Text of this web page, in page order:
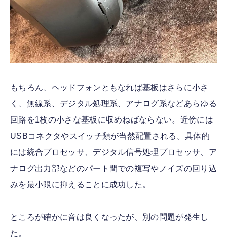
もちろん、ヘッドフォンともなれば基板はさらに小さ
く、無線系、デジタル処理系、アナログ系などあらゆる
回路を1枚の小さな基板に収めねばならない。近傍には
USBコネクタやスイッチ類が当然配置される。具体的
には統合プロセッサ、デジタル信号処理プロセッサ、ア
ナログ出力部などのパート間での複写やノイズの回り込
みを最小限に抑えることに成功した。
ところが確かに音は良くなったが、別の問題が発生し
た。